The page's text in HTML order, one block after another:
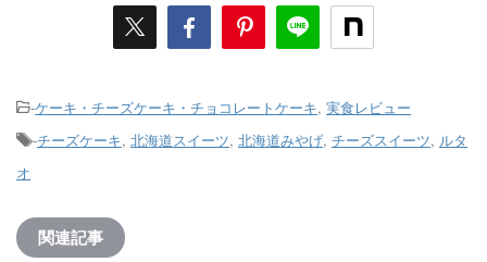
-ケーキ・チーズケーキ・チョコレートケーキ, 実食レビュー
-チーズケーキ, 北海道スイーツ, 北海道みやげ, チーズスイーツ, ルタ
オ
関連記事